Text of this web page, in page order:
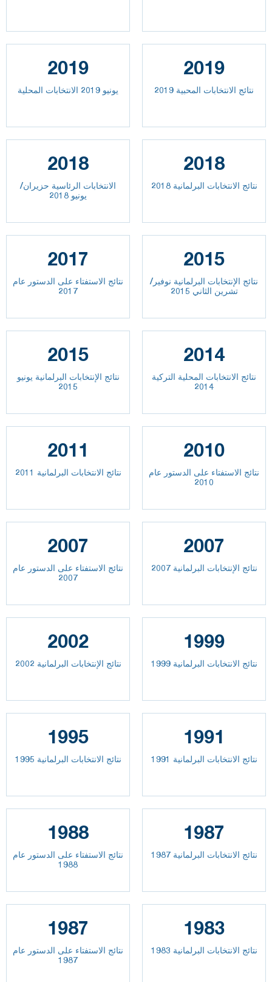
2019
يونيو 2019 الانتخابات المحلية
2019
نتائج الانتخابات المحبية 2019
2018
الانتخابات الرئاسية حزيران/
يونيو 2018
2018
نتائج الانتخابات البرلمانية 2018
2017
نتائج الاستفتاء على الدستور عام
2017
2015
نتائج الإنتخابات البرلمانية نوفير/
تشرين الثاني 2015
2015
نتائج الإنتخابات البرلمانية يونيو
2015
2014
نتائج الانتخابات المحلية التركية
2014
2011
نتائج الانتخابات البرلمانية 2011
2010
نتائج الاستفتاء على الدستور عام
2010
2007
نتائج الاستفتاء على الدستور عام
2007
2007
نتائج الإنتخابات البرلمانية 2007
2002
نتائج الإنتخابات البرلمانية 2002
1999
نتائج الانتخابات البرلمانية 1999
1995
نتائج الانتخابات البرلمانية 1995
1991
نتائج الانتخابات البرلمانية 1991
1988
نتائج الاستفتاء على الدستور عام
1988
1987
نتائج الانتخابات البرلمانية 1987
1987
نتائج الاستفتاء على الدستور عام
1987
1983
نتائج الانتخابات البرلمانية 1983